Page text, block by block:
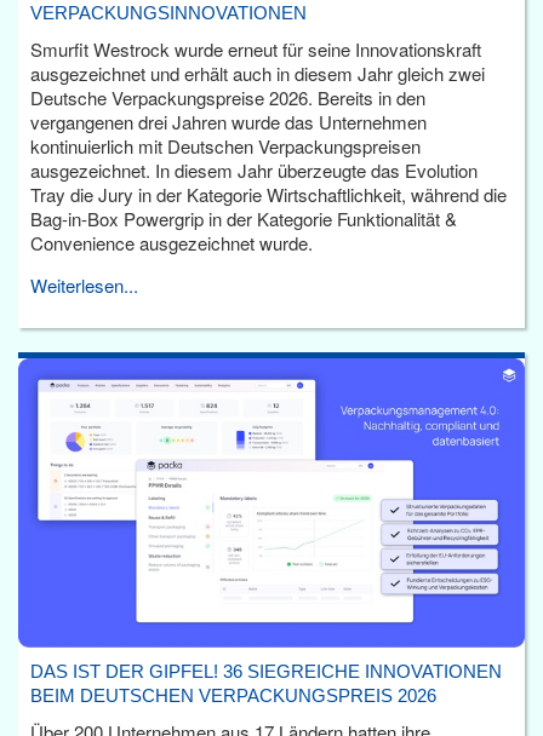
VERPACKUNGSINNOVATIONEN
Smurfit Westrock wurde erneut für seine Innovationskraft
ausgezeichnet und erhält auch in diesem Jahr gleich zwei
Deutsche Verpackungspreise 2026. Bereits in den
vergangenen drei Jahren wurde das Unternehmen
kontinuierlich mit Deutschen Verpackungspreisen
ausgezeichnet. In diesem Jahr überzeugte das Evolution
Tray die Jury in der Kategorie Wirtschaftlichkeit, während die
Bag-in-Box Powergrip in der Kategorie Funktionalität &
Convenience ausgezeichnet wurde.
Weiterlesen...
DAS IST DER GIPFEL! 36 SIEGREICHE INNOVATIONEN
BEIM DEUTSCHEN VERPACKUNGSPREIS 2026